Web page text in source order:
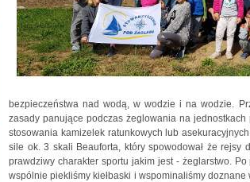
bezpieczeństwa nad wodą, w wodzie i na wodzie.
zasady panujące podczas żeglowania na
stosowania kamizelek ratunkowych lub
sile ok. 3 skali Beauforta, który spowodował że rejsy
prawdziwy charakter sportu jakim jest - żeglarstwo.
wspólnie piekliśmy kiełbaski i wspominaliśmy